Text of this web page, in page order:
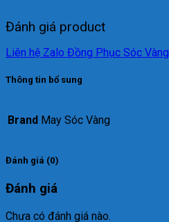
Đánh giá product
Liên hệ Zalo Đồng Phục Sóc Vàng
Thông tin bổ sung
Brand May Sóc Vàng
Đánh giá (0)
Đánh giá
Chưa có đánh giá nào.